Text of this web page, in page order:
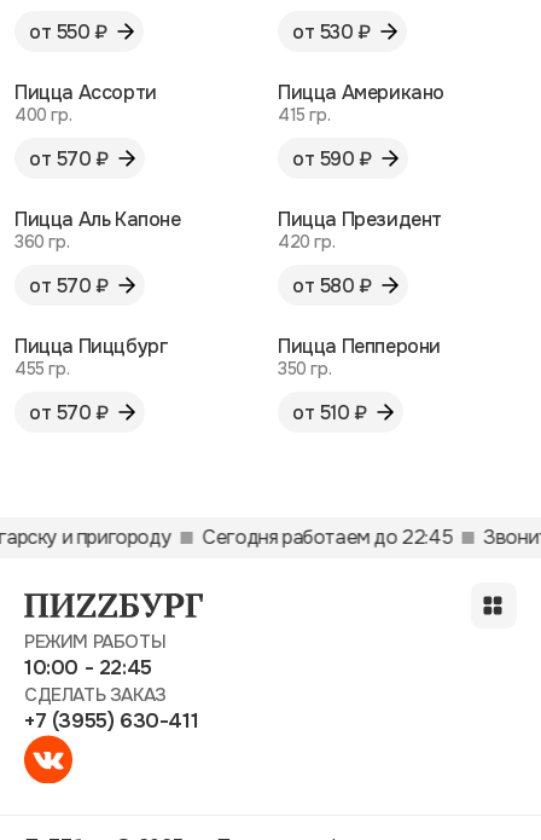
от 550 ₽ от 530 ₽
Пицца Ассорти
400 гр.
от 570 ₽
Пицца Американо
415 гр.
от 590 ₽
Пицца Аль Капоне
360 гр.
от 570 ₽
Пицца Президент
420 гр.
от 580 ₽
Пицца Пиццбург
455 гр.
от 570 ₽
Пицца Пепперони
350 гр.
от 510 ₽
и пригороду Сегодня работаем до 22:45
РЕЖИМ РАБОТЫ
10:00 - 22:45
СДЕЛАТЬ ЗАКАЗ
+7 (3955) 630-411